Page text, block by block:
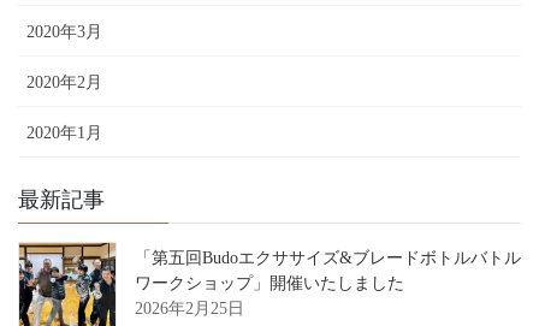
2020年3月
2020年2月
2020年1月
最新記事
「第五回Budoエクササイズ&ブレードボトルバトル
ワークショップ」開催いたしました
2026年2月25日